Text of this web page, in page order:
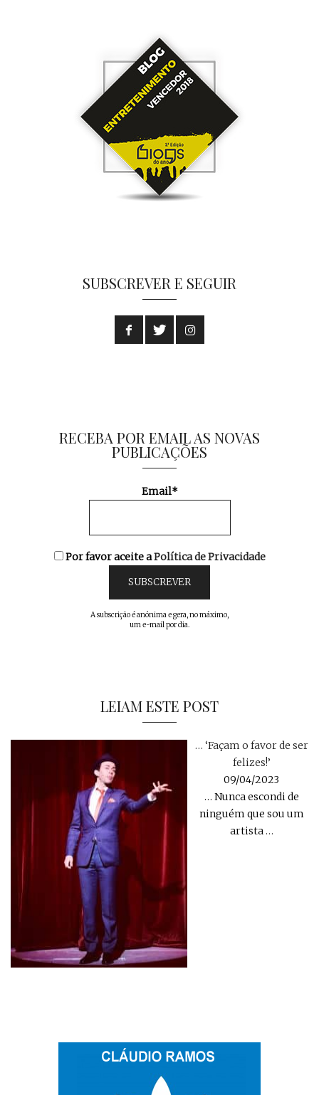
SUBSCREVER E SEGUIR
RECEBA POR EMAIL AS NOVAS
PUBLICAÇÕES
Email*
Por favor aceite aPolítica de Privacidade
A subscrição é anónima e gera, no máximo,
um e-mail por dia.
LEIAM ESTE POST
… ‘Façam o favor de ser
felizes!’
09/04/2023
… Nunca escondi de
ninguém que sou um
artista …